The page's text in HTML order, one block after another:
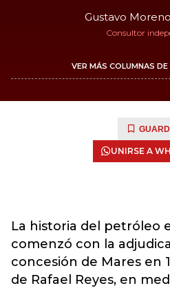
Gustavo
Consultor
VER MÁS COLUMNAS
UNIRSE A
La historia del petróleo
comenzó con la
concesión de Mares en
de Rafael Reyes, en